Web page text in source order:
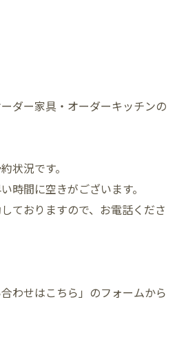
ダー家具・オーダーキッチンの
状況です。
時間に空きがございます。
ておりますので、お電話くださ
わせはこちら」のフォームから